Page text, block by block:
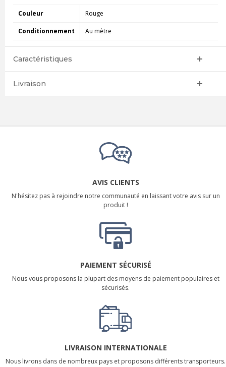
Couleur Rouge
Conditionnement Au mètre
Caractéristiques
Livraison
AVIS CLIENTS
N'hésitez pas à rejoindre notre communauté en laissant votre avis sur un
produit !
PAIEMENT SÉCURISÉ
Nous vous proposons la plupart des moyens de paiement populaires et
sécurisés.
LIVRAISON INTERNATIONALE
Nous livrons dans de nombreux pays et proposons différents transporteurs.